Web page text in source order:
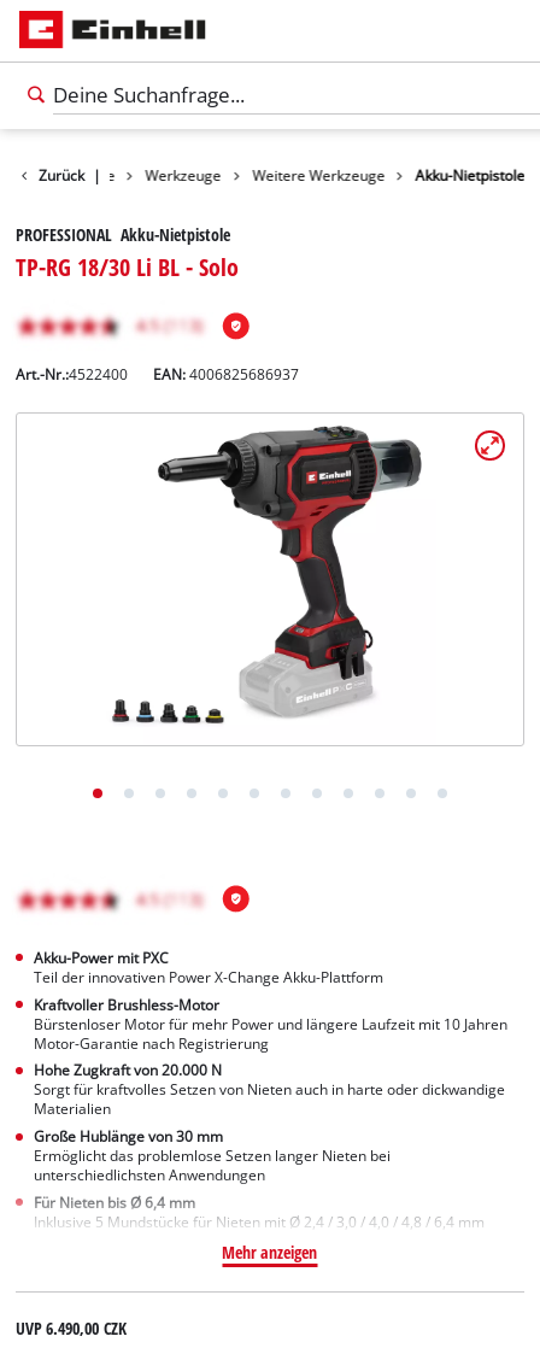
Zurück |
Produkte Werkzeuge Weitere Werkzeuge Akku-Nietpistole
PROFESSIONAL Akku-Nietpistole
TP-RG 18/30 Li BL - Solo
Art.-Nr.:4522400 EAN:4006825686937
Akku-Power mit PXC
Teil der innovativen Power X-Change Akku-Plattform
Kraftvoller Brushless-Motor
Bürstenloser Motor für mehr Power und längere Laufzeit mit 10 Jahren
Motor-Garantie nach Registrierung
Hohe Zugkraft von 20.000 N
Sorgt für kraftvolles Setzen von Nieten auch in harte oder dickwandige
Materialien
Große Hublänge von 30 mm
Ermöglicht das problemlose Setzen langer Nieten bei
unterschiedlichsten Anwendungen
Für Nieten bis Ø 6,4 mm
Inklusive 5 Mundstücke für Nieten mit Ø 2,4 / 3,0 / 4,0 / 4,8 / 6,4 mm
Mehr anzeigen
UVP6.490,00 CZK